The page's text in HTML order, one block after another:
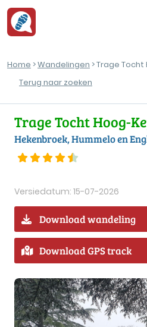
Home >Wandelingen > Trage
Terug naar zoeken
Trage Tocht Hoog-
Hekenbroek, Hummelo en
Versiedatum: 15-07-2026
Download wandeling
Download GPS track